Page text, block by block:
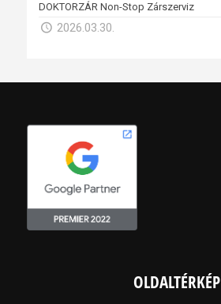
DOKTORZÁR Non-Stop Zárszerviz
2026.03.30.
OLDALTÉRKÉP